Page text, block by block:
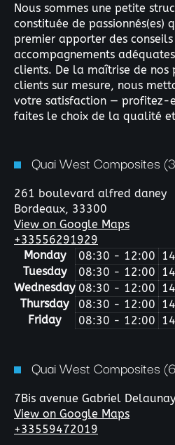
Nous sommes une petite
constituée de passionnés(es)
premier apporter des
accompagnements
clients. De la maîtrise de nos
clients sur mesure, nous
votre satisfaction — profitez-
faites le choix de la qualité
Quai West Composites
261 boulevard alfred daney
Bordeaux, 33300
View on Google Maps
+33556291929
Monday
08:30 - 12:00
Tuesday
08:30 - 12:00
Wednesday 08:30 - 12:00
Thursday
08:30 - 12:00
Friday
08:30 - 12:00
Quai West Composites
7Bis avenue Gabriel
View on Google Maps
+33559472019